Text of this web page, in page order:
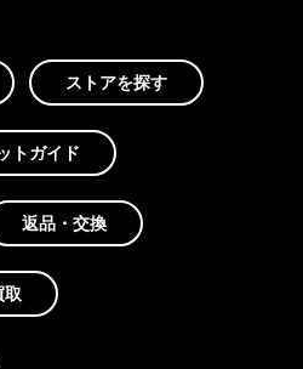
ストアを探す
トガイド
返品・交換
取